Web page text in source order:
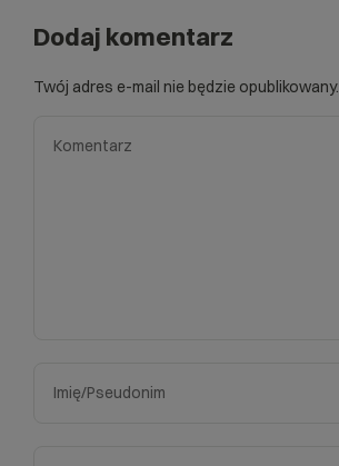
Dodaj komentarz
Twój adres e-mail nie będzie opublikowany.